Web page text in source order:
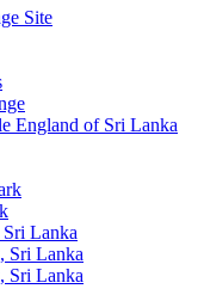
Site
England of Sri Lanka
Lanka
Sri Lanka
Sri Lanka